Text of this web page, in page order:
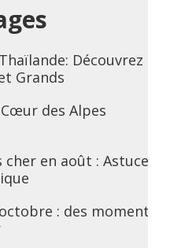
Découvrez
Grands
des Alpes
en août : Astuces
: des moments